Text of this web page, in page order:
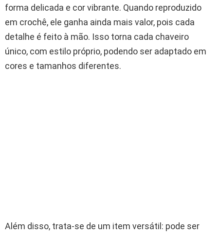
forma delicada e cor vibrante. Quando reproduzido
em crochê, ele ganha ainda mais valor, pois cada
detalhe é feito à mão. Isso torna cada chaveiro
único, com estilo próprio, podendo ser adaptado em
cores e tamanhos diferentes.
Além disso, trata-se de um item versátil: pode ser